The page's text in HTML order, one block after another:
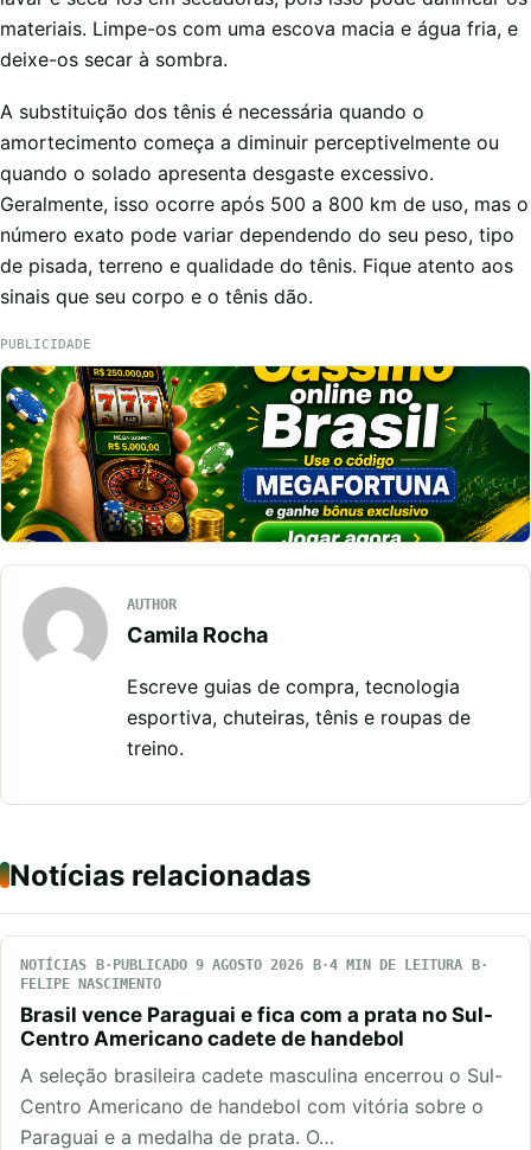
materiais. Limpe-os com uma escova macia e água fria, e
deixe-os secar à sombra.
A substituição dos tênis é necessária quando o
amortecimento começa a diminuir perceptivelmente ou
quando o solado apresenta desgaste excessivo.
Geralmente, isso ocorre após 500 a 800 km de uso, mas o
número exato pode variar dependendo do seu peso, tipo
de pisada, terreno e qualidade do tênis. Fique atento aos
sinais que seu corpo e o tênis dão.
PUBLICIDADE
AUTHOR
Camila Rocha
Escreve guias de compra, tecnologia
esportiva, chuteiras, tênis e roupas de
treino.
Notícias relacionadas
NOTÍCIAS PUBLICADO 9 AGOSTO 2026
4 MIN DE LEITURA
FELIPE NASCIMENTO
Brasil vence Paraguai e fica com a prata no Sul-
Centro Americano cadete de handebol
A seleção brasileira cadete masculina encerrou o Sul-
Centro Americano de handebol com vitória sobre o
Paraguai e a medalha de prata. O…